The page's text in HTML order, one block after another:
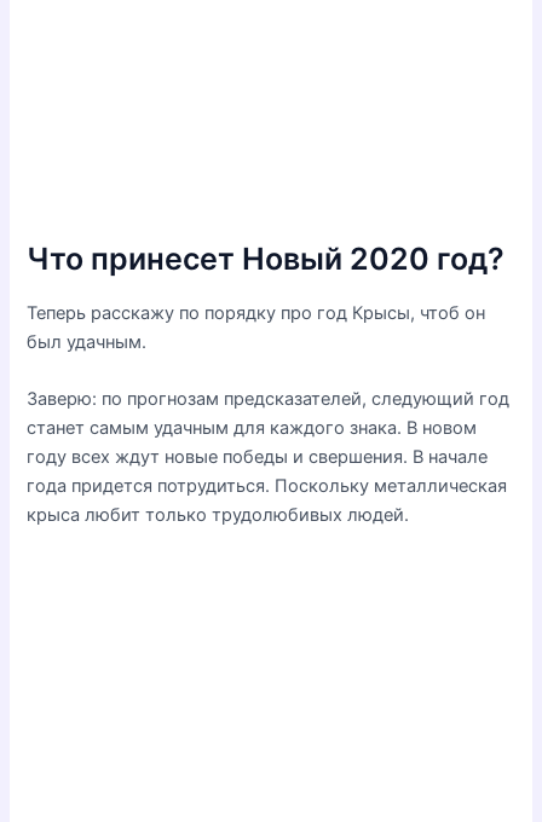
Что принесет Новый 2020 год?
Теперь расскажу по порядку про год Крысы, чтоб он
был удачным.
Заверю: по прогнозам предсказателей, следующий год
станет самым удачным для каждого знака. В новом
году всех ждут новые победы и свершения. В начале
года придется потрудиться. Поскольку металлическая
крыса любит только трудолюбивых людей.